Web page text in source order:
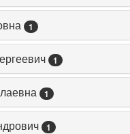
1
1
1
1